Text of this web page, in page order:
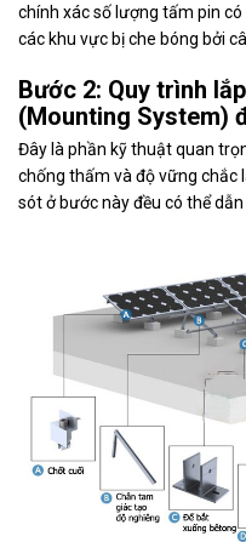
chính xác số lượng tấm pin
các khu vực bị che bóng bởi
Bước 2: Quy trình
(Mounting System)
Đây là phần kỹ thuật quan
chống thấm và độ vững chắc
sót ở bước này đều có thể